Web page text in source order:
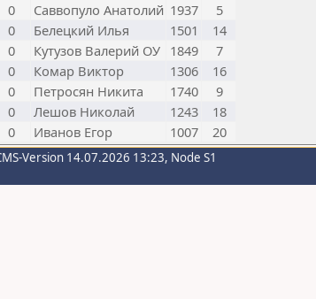
0 Саввопуло Анатолий 1937
5
0 Белецкий Илья 1501
14
0 Кутузов Валерий ОУ 1849
7
0 Комар Виктор 1306
16
0 Петросян Никита 1740
9
0 Лешов Николай 1243
18
0 Иванов Егор 1007 20
Version 14.07.2026 13:23, Node S1